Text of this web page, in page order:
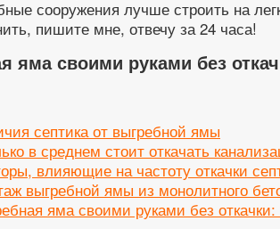
сооружения лучше строить на
пишите мне, отвечу за 24 часа!
яма своими руками без
септика от выгребной ямы
в среднем стоит откачать
влияющие на частоту откачки
выгребной ямы из монолитного
яма своими руками без